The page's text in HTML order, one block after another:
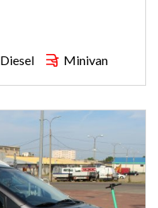
Diesel Minivan